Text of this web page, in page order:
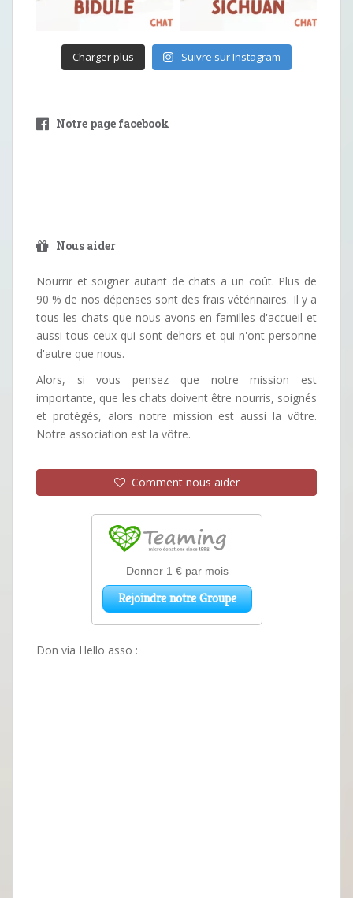
Charger plus Suivre sur Instagram
Notre page facebook
Nous aider
Nourrir et soigner autant de chats a un coût. Plus de
90 % de nos dépenses sont des frais vétérinaires. Il y a
tous les chats que nous avons en familles d'accueil et
aussi tous ceux qui sont dehors et qui n'ont personne
d'autre que nous.
Alors, si vous pensez que notre mission est
importante, que les chats doivent être nourris, soignés
et protégés, alors notre mission est aussi la vôtre.
Notre association est la vôtre.
Comment nous aider
Don via Hello asso :